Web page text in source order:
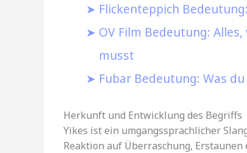
Flickenteppich
OV Film Bedeutung:
musst
Fubar Bedeutung: Was
Herkunft und Entwicklung des Begriffs
Yikes ist ein umgangssprachlicher
Reaktion auf Überraschung,